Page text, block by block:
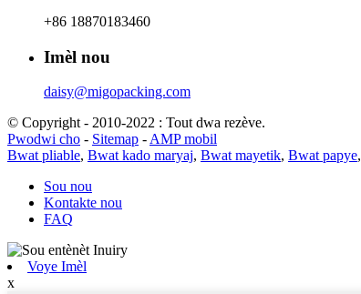
+86 18870183460
Imèl nou
daisy@migopacking.com
© Copyright - 2010-2022 : Tout dwa rezève.
Pwodwi cho - Sitemap - AMP mobil
Bwat pliable, Bwat kado maryaj, Bwat mayetik, Bwat papye,
Sou nou
Kontakte nou
FAQ
Voye Imèl
x